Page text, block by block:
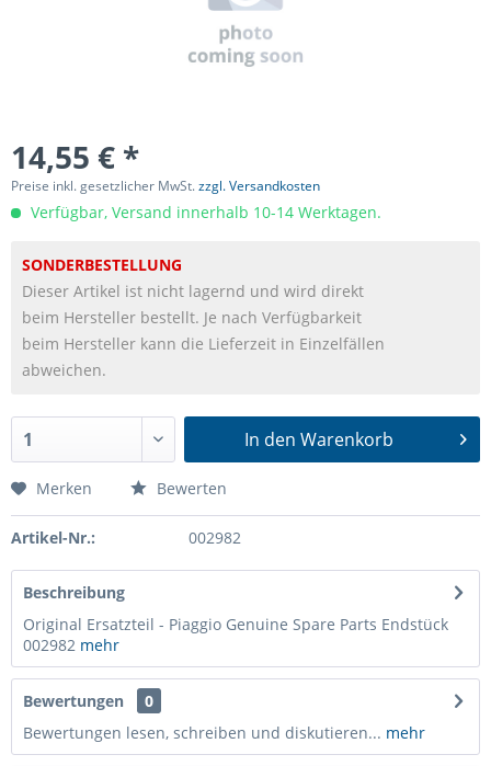
14,55 € *
Preise inkl. gesetzlicher MwSt.zzgl. Versandkosten
Verfügbar, Versand innerhalb 10-14 Werktagen.
SONDERBESTELLUNG
Dieser Artikel ist nicht lagernd und wird direkt
beim Hersteller bestellt. Je nach Verfügbarkeit
beim Hersteller kann die Lieferzeit in Einzelfällen
abweichen.
In den Warenkorb
Merken Bewerten
Artikel-Nr.: 002982
Beschreibung
Original Ersatzteil - Piaggio Genuine Spare Parts Endstück
002982 mehr
Bewertungen
0
Bewertungen lesen, schreiben und diskutieren... mehr